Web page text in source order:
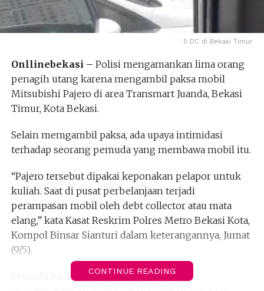
5 DC di Bekasi Timur
Onllinebekasi – Polisi mengamankan lima orang
penagih utang karena mengambil paksa mobil
Mitsubishi Pajero di area Transmart Juanda, Bekasi
Timur, Kota Bekasi.
Selain memgambil paksa, ada upaya intimidasi
terhadap seorang pemuda yang membawa mobil itu.
“Pajero tersebut dipakai keponakan pelapor untuk
kuliah. Saat di pusat perbelanjaan terjadi
perampasan mobil oleh debt collector atau mata
elang,” kata Kasat Reskrim Polres Metro Bekasi Kota,
Kompol Binsar Sianturi dalam keterangannya, Jumat
(9/5).
Pemuda itu, kata Binsar, juga dipaksa
CONTINUE READING